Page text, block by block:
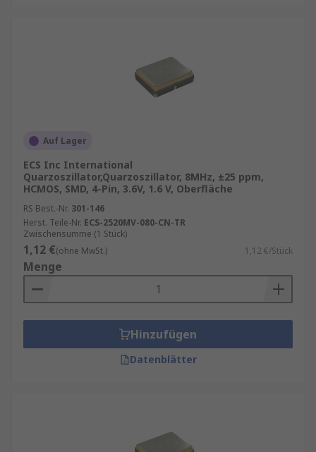
Auf Lager
ECS Inc International
Quarzoszillator,Quarzoszillator, 8MHz, ±25 ppm,
HCMOS, SMD, 4-Pin, 3.6V, 1.6 V, Oberfläche
RS Best.-Nr. 301-146
Herst. Teile-Nr. ECS-2520MV-080-CN-TR
Zwischensumme (1 Stück)
1,12 €(ohne MwSt.) 1,12 €/Stück
Menge
Hinzufügen
Datenblätter